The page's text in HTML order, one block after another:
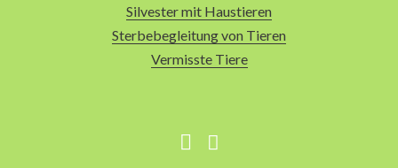
Silvester mit Haustieren
Sterbebegleitung von Tieren
Vermisste Tiere